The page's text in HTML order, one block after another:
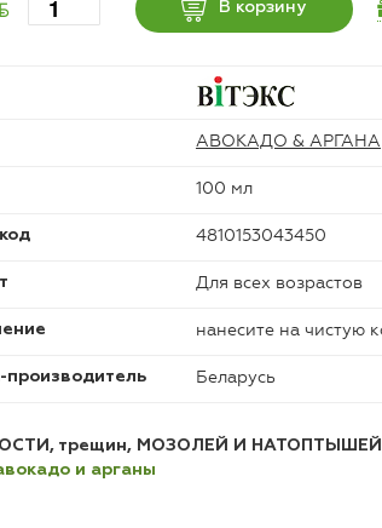
В корзину
АВОКАДО & АРГАНА
100 мл
4810153043450
Для всех возрастов
нанесите на чистую
производитель Беларусь
трещин, МОЗОЛЕЙ И НАТОПТЫШЕЙ
и арганы